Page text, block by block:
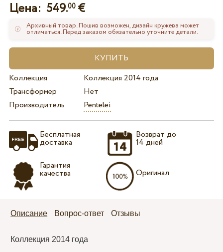
Цена: 549.00€
Архивный товар. Пошив возможен, дизайн кружева может
отличаться. Перед заказом обязательно уточните детали.
Коллекция
Коллекция 2014 года
Трансформер
Нет
Производитель
Pentelei
Бесплатная
доставка
Гарантия
качества
Возврат до
14 дней
Оригинал
Описание Вопрос-ответ Отзывы
Коллекция 2014 года